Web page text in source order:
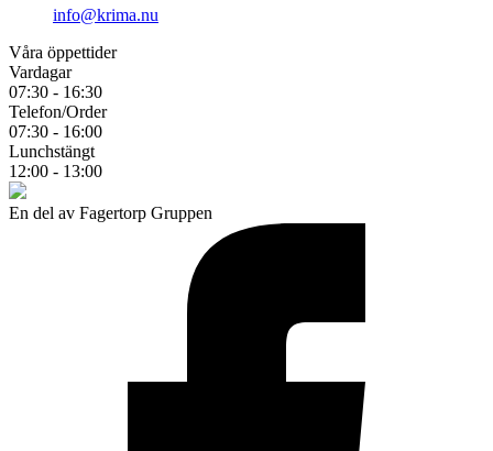
info@krima.nu
Våra öppettider
Vardagar
07:30 - 16:30
Telefon/Order
07:30 - 16:00
Lunchstängt
12:00 - 13:00
En del av Fagertorp Gruppen